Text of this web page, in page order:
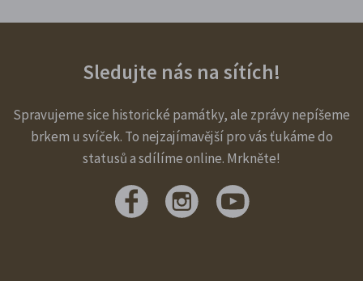
Sledujte nás na sítích!
Spravujeme sice historické památky, ale zprávy nepíšeme
brkem u svíček. To nejzajímavější pro vás ťukáme do
statusů a sdílíme online. Mrkněte!